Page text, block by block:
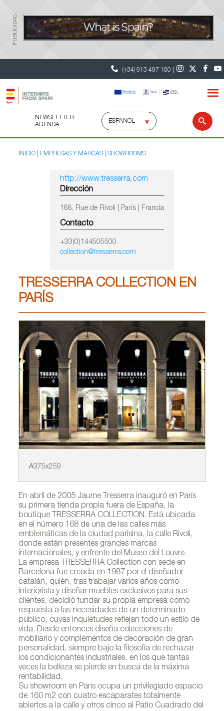
PUBLICIDAD
(+34) 913 497 100 |
NEWSLETTER
AGENDA
Selecciona
idioma
INICIO EMPRESAS Y MARCAS SHOWROOMS
http://www.tresserra.com
Dirección
168, Rue de Rivoli | París | Francia
Contacto
+33(0)144505500
collection@tresserra.com
TRESSERRA COLLECTION EN
PARÍS
A375x259
En abril de 2005 Jaume Tresserra inauguró en París
su primera tienda propia fuera de España, la
boutique TRESSERRA COLLECTION. Está ubicada
en el número 168 de una de las calles más
emblemáticas de la ciudad parisina, la calle Rivoli,
donde están presentes grandes marcas
internacionales, y enfrente del Museo del Louvre.
La empresa TRESSERRA Collection con sede en
Barcelona fue creada en 1987 por el diseñador
catalán, quién, tras trabajar varios años como
interiorista y diseñar muebles exclusivos para sus
clientes, decidió fundar su propia empresa como
respuesta a las necesidades de un determinado
público, cuyas inquietudes reflejan todo un estilo de
vida. Desde entonces diseña colecciones de
mobiliario y complementos de decoración de gran
personalidad, siempre bajo la filosofía de rechazar
los condicionantes industriales, en los que tantas
veces la belleza se pierde en busca de la máxima
rentabilidad.
Su showroom en París ocupa un privilegiado espacio
de 160 m2 con cuatro escaparates totalmente
abiertos a la calle y otros cinco al Patio Cuadrado del